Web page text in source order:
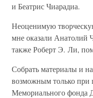
и Беатрис Чиарадиа.
Неоценимую
мне оказали
также Роберт Э. Ли,
Собрать материалы и
возможным только при
Мемориального фонда